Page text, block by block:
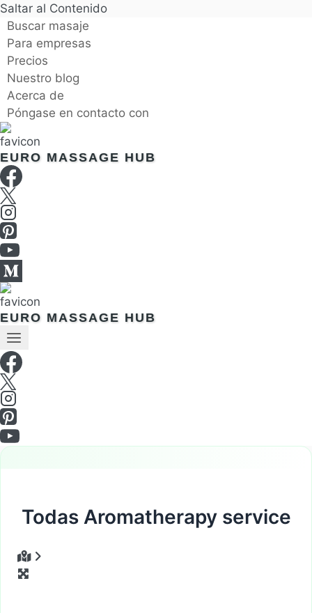
Saltar al Contenido
Buscar masaje
Para empresas
Precios
Nuestro blog
Acerca de
Póngase en contacto con
EURO MASSAGE HUB
EURO MASSAGE HUB
Todas Aromatherapy service